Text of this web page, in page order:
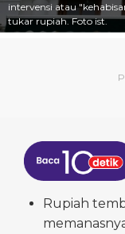
intervensi atau
tukar rupiah. Foto ist.
Rupiah